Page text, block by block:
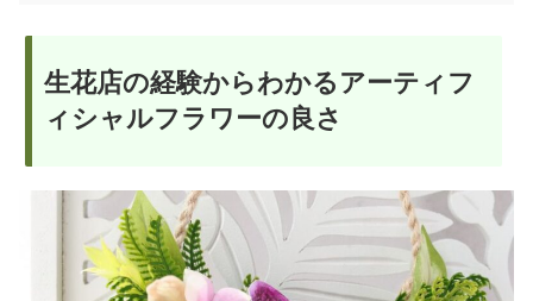
生花店の経験からわかるアーティフ
ィシャルフラワーの良さ